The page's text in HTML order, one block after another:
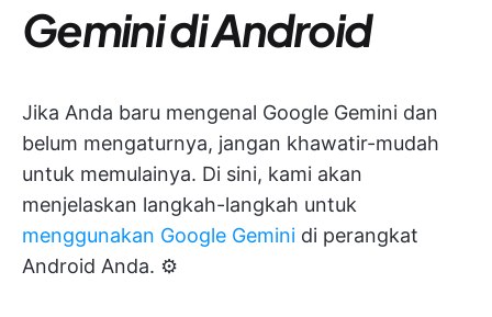
Gemini di Android
Jika Anda baru mengenal Google Gemini dan
belum mengaturnya, jangan khawatir-mudah
untuk memulainya. Di sini, kami akan
menjelaskan langkah-langkah untuk
menggunakan Google Gemini di perangkat
Android Anda. ⚙️